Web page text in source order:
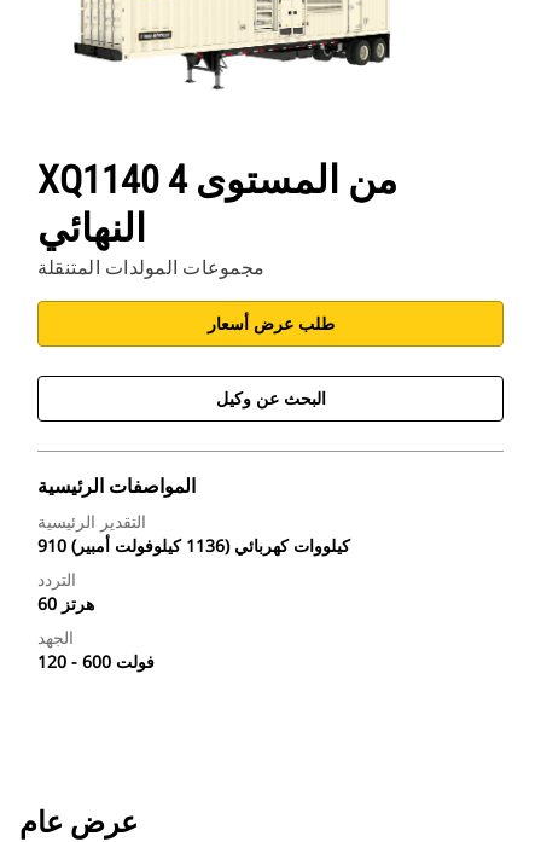
XQ1140 من المستوى 4
النهائي
مجموعات المولدات المتنقلة
طلب عرض أسعار
البحث عن وكيل
المواصفات الرئيسية
التقدير الرئيسية
910 كيلووات كهربائي (1136 كيلوفولت أمبير)
التردد
60 هرتز
الجهد
120 - 600 فولت
عرض عام